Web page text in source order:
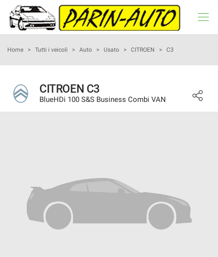
HOME
NOLEGGIO A BREVE TERMINE
Home > Tutti i veicoli > Auto > Usato > CITROEN > C3
CITROEN C3
BlueHDi 100 S&S Business Combi VAN